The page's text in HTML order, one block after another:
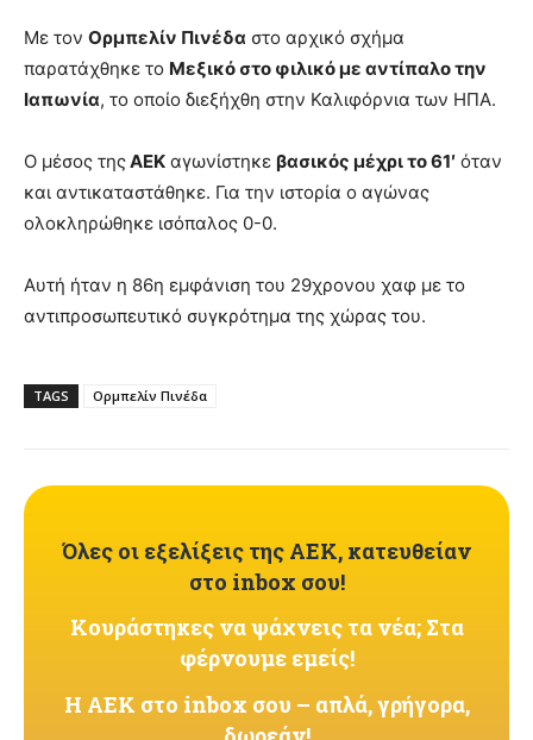
Με τον Ορμπελίν Πινέδα στο αρχικό σχήμα
παρατάχθηκε το Μεξικό στο φιλικό με αντίπαλο την
Ιαπωνία, το οποίο διεξήχθη στην Καλιφόρνια των ΗΠΑ.
Ο μέσος τηςΑΕΚ αγωνίστηκε βασικός μέχρι το 61′ όταν
και αντικαταστάθηκε. Για την ιστορία ο αγώνας
ολοκληρώθηκε ισόπαλος 0-0.
Αυτή ήταν η 86η εμφάνιση του 29χρονου χαφ με το
αντιπροσωπευτικό συγκρότημα της χώρας του.
TAGS Ορμπελίν Πινέδα